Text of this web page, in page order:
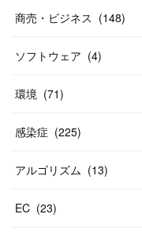
商売・ビジネス (148)
ソフトウェア (4)
環境 (71)
感染症 (225)
アルゴリズム (13)
EC (23)